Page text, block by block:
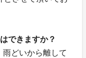
できますか？
どいから離して